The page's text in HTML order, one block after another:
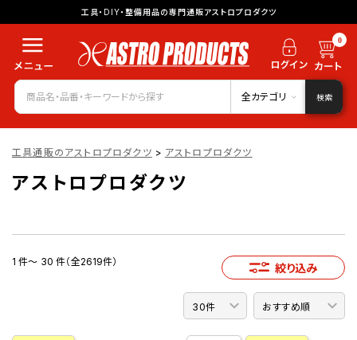
工具・DIY・整備用品の専門通販アストロプロダクツ
0
全カテゴリ 検索
工具通販のアストロプロダクツ > アストロプロダクツ
アストロプロダクツ
1 件～ 30 件（全2619件） 絞り込み